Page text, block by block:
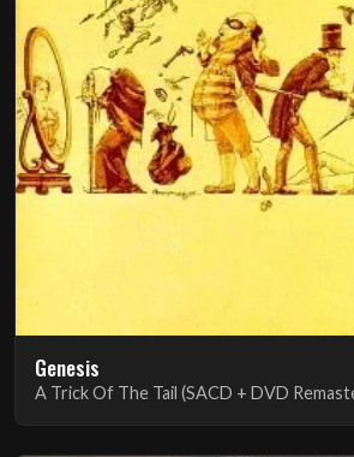
Genesis
A Trick Of The Tail (SACD + DVD